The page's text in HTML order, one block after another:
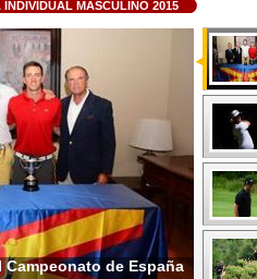
MASCULINO 2015
de España